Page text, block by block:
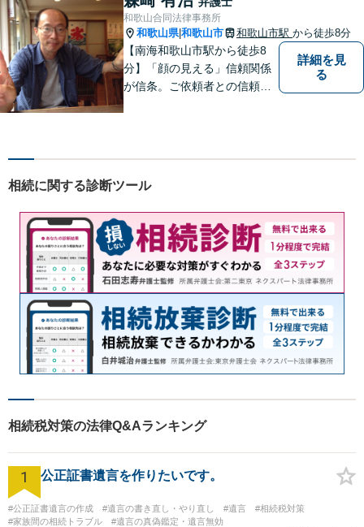
約）｜丁寧な報告とスピード
対応で安心をお届けします
和歌山合同法律事務所
和歌山県|和歌山市 和歌山市駅 から徒歩8分
【南海和歌山市駅から徒歩8
分】「顔の見える」信頼関係
が信条。ご依頼者との信頼関
な解決策を提案させていただ
詳細を見
る
相続に関する診断ツール
相続税対策の法律Q&Aランキング
1 公正証書遺言を作りたいです。
#公正証書遺言の作成 #遺言の書き直し・やり直し #遺言
#相続税対策
#家族間の相続トラブル
#遺言の真偽鑑定・遺言無効